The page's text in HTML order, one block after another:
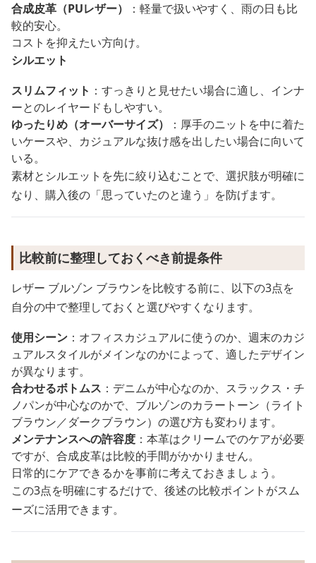
合成皮革（PUレザー）
：軽量で扱いやすく、雨の日も比
較的安心。
コストを抑えたい方向け。
シルエット
スリムフィット ：すっきりと見せたい場合に適し、インナ
ーとのレイヤードもしやすい。
ゆったりめ（オーバーサイズ）
：厚手のニットを中に着た
いケースや、カジュアルな抜け感を出したい場合に向いて
いる。
素材とシルエットを先に絞り込むことで、選択肢が明確に
なり、購入後の「思っていたのと違う」を防げます。
比較前に整理しておくべき前提条件
レザー ブルゾン ブラウンを比較する前に、以下の3点を
自分の中で整理しておくと選びやすくなります。
使用シーン ：オフィスカジュアルに使うのか、週末のカジ
ュアルスタイルがメインなのかによって、適したデザイン
が異なります。
合わせるボトムス ：デニムが中心なのか、スラックス・チ
ノパンが中心なのかで、ブルゾンのカラートーン（ライト
ブラウン／ダークブラウン）の選び方も変わります。
メンテナンスへの許容度 ：本革はクリームでのケアが必要
ですが、合成皮革は比較的手間がかかりません。
日常的にケアできるかを事前に考えておきましょう。
この3点を明確にするだけで、後述の比較ポイントがスム
ーズに活用できます。